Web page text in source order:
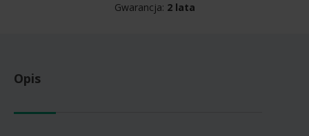
Gwarancja: 2 lata
Opis